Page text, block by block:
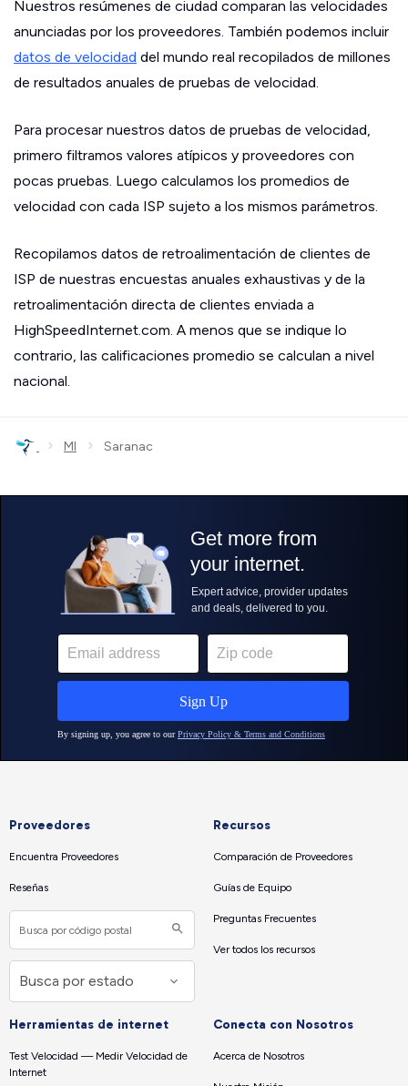
Nuestros resúmenes de ciudad comparan las velocidades
anunciadas por los proveedores. También podemos incluir
datos de velocidad del mundo real recopilados de millones
de resultados anuales de pruebas de velocidad.
Para procesar nuestros datos de pruebas de velocidad,
primero filtramos valores atípicos y proveedores con
pocas pruebas. Luego calculamos los promedios de
velocidad con cada ISP sujeto a los mismos parámetros.
Recopilamos datos de retroalimentación de clientes de
ISP de nuestras encuestas anuales exhaustivas y de la
retroalimentación directa de clientes enviada a
HighSpeedInternet.com. A menos que se indique lo
contrario, las calificaciones promedio se calculan a nivel
nacional.
› MI › Saranac
Proveedores
Encuentra Proveedores
Reseñas
Recursos
Comparación de Proveedores
Guías de Equipo
Preguntas Frecuentes
Ver todos los recursos
Herramientas de internet
Test Velocidad — Medir Velocidad de
Internet
Conecta con Nosotros
Acerca de Nosotros